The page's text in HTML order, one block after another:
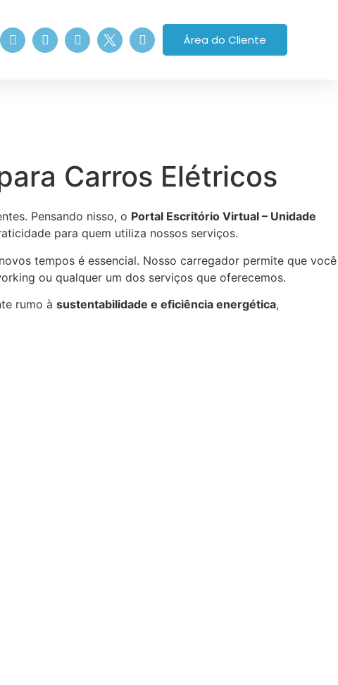
Área do Cliente
Carros Elétricos
Pensando nisso, o Portal Escritório Virtual – Unidade
para quem utiliza nossos serviços.
tempos é essencial. Nosso carregador permite que você
ou qualquer um dos serviços que oferecemos.
rumo à sustentabilidade e eficiência energética,